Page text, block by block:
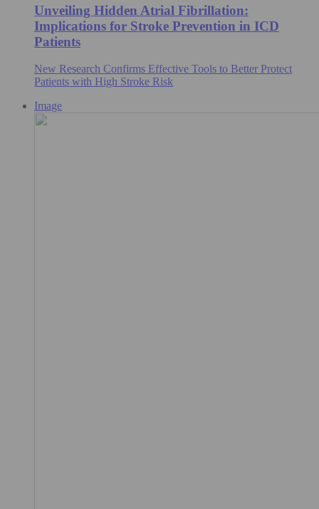
Unveiling Hidden Atrial Fibrillation:
Implications for Stroke Prevention in ICD
Patients
New Research Confirms Effective Tools to Better Protect
Patients with High Stroke Risk
Image